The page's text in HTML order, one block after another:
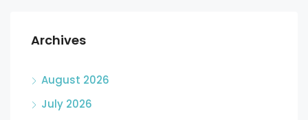
Archives
August 2026
July 2026